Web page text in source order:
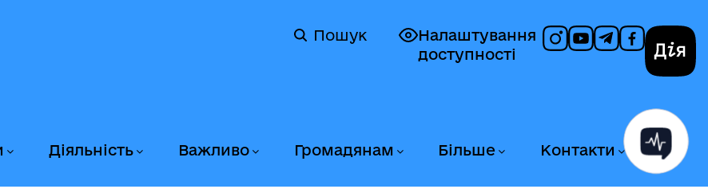
Налаштування
доступності
Пошук
Діяльність Важливо Громадянам Більше Контакти